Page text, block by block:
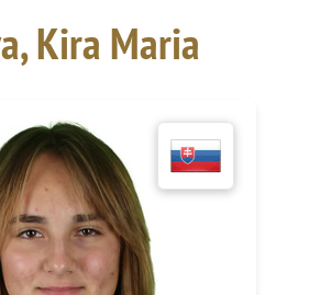
Kira Maria